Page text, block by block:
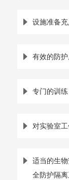
设施准备充
有效的防
专门的训练
对实验室
适当的生
全防护隔